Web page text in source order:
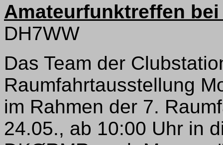
Amateurfunktreffen bei
DH7WW
Das Team der
Raumfahrtausstellung
im Rahmen der 7.
24.05., ab 10:00 Uhr in